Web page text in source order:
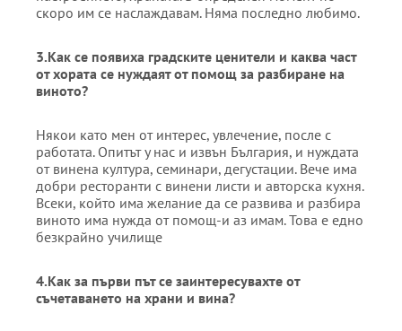
скоро им се наслаждавам. Няма последно любимо.
3.Как се появиха градските ценители и каква част
от хората се нуждаят от помощ за разбиране на
виното?
Някои като мен от интерес, увлечение, после с
работата. Опитът у нас и извън България, и нуждата
от винена култура, семинари, дегустации. Вече има
добри ресторанти с винени листи и авторска кухня.
Всеки, който има желание да се развива и разбира
виното има нужда от помощ-и аз имам. Това е едно
безкрайно училище
4.Как за първи път се заинтересувахте от
съчетаването на храни и вина?